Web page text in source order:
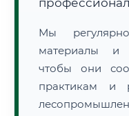
Мы
материалы и
чтобы они
практикам и